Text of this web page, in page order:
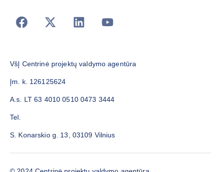
VšĮ Centrinė projektų valdymo agentūra
Įm. k. 126125624
A.s. LT 63 4010 0510 0473 3444
Tel.
S. Konarskio g. 13, 03109 Vilnius